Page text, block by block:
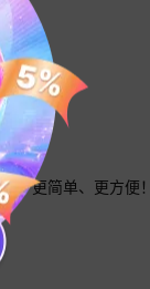
、更简单、更方便